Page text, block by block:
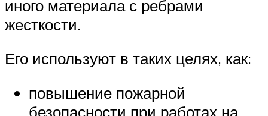
иного материала с ребрами
жесткости.
Его используют в таких целях, как:
повышение пожарной
безопасности при работах на